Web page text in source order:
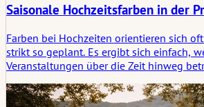
Saisonale Hochzeitsfarben in der
Farben bei Hochzeiten orientieren sich
strikt so geplant. Es ergibt sich einfach,
Veranstaltungen über die Zeit hinweg
liegt still und leise in der Farbpalette.